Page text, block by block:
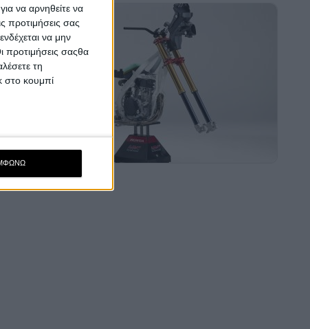
να αρνηθείτε να
προτιμήσεις σας
να μην
προτιμήσεις σαςθα
τη
στο κουμπί